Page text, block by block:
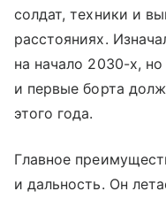
солдат, техники и
расстояниях.
на начало 2030-х,
и первые борта
этого года.
Главное
и дальность. Он